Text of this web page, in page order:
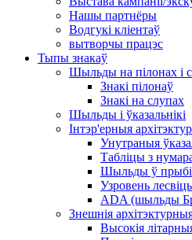
Нашы партнёры
Водгукі кліентаў
вытворчы працэс
Тыпы знакаў
Шыльды на пілонах і
Знакі пілонаў
Знакі на слупах
Шыльды і ўказальнікі
Інтэр'ерныя
Унутраныя
Табліцы з
Шыльды ў
Узровень
ADA (шыльды
Знешнія
Высокія